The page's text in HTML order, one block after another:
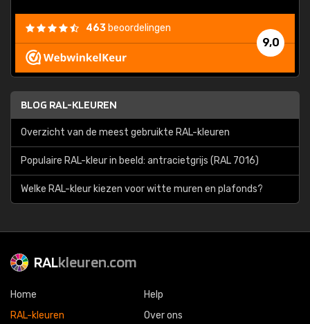
9,0
463 beoordelingen
BLOG RAL-KLEUREN
Overzicht van de meest gebruikte RAL-kleuren
Populaire RAL-kleur in beeld: antracietgrijs (RAL 7016)
Welke RAL-kleur kiezen voor witte muren en plafonds?
RALkleuren.com
Home
RAL-kleuren
Help
Over ons